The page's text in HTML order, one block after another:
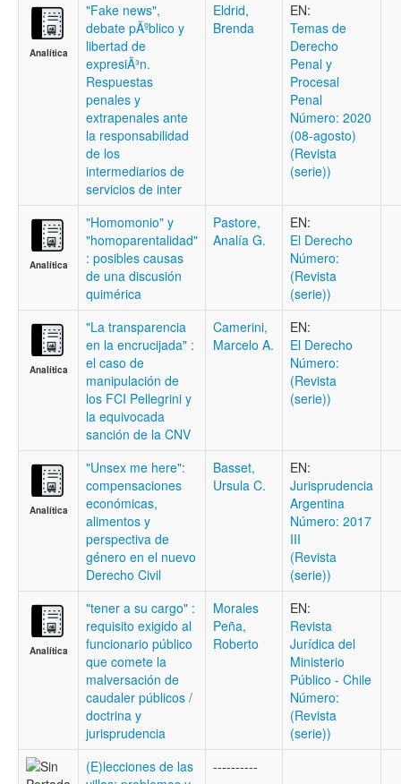
Analítica
"Fake news",
debate pÃºblico y
libertad de
expresiÃ³n.
Respuestas
penales y
extrapenales ante
la responsabilidad
de los
intermediarios de
servicios de inter
Eldrid,
Brenda
EN:
Temas de
Derecho
Penal y
Procesal
Penal
Número: 2020
(08-agosto)
(Revista
(serie))
Analítica
"Homomonio" y
"homoparentalidad"
: posibles causas
de una discusión
quimérica
Pastore,
Analía G.
EN:
El Derecho
Número:
(Revista
(serie))
Analítica
"La transparencia
en la encrucijada" :
el caso de
manipulación de
los FCI Pellegrini y
la equivocada
sanción de la CNV
Camerini,
Marcelo A.
EN:
El Derecho
Número:
(Revista
(serie))
Analítica
"Unsex me here":
compensaciones
económicas,
alimentos y
perspectiva de
género en el nuevo
Derecho Civil
Basset,
Ursula C.
EN:
Jurisprudencia
Argentina
Número: 2017
III
(Revista
(serie))
Analítica
"tener a su cargo" :
requisito exigido al
funcionario público
que comete la
malversación de
caudaler públicos /
doctrina y
jurisprudencia
Morales
Peña,
Roberto
EN:
Revista
Jurídica del
Ministerio
Público - Chile
Número:
(Revista
(serie))
(E)lecciones de las
----------